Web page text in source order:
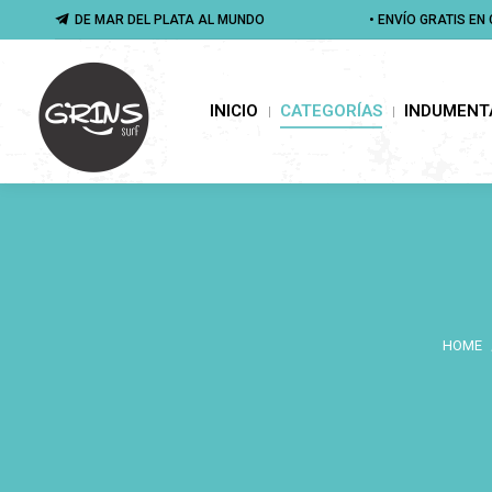
DE MAR DEL PLATA AL MUNDO • ENVÍO GRATIS
INICIO CATEGORÍAS
HOME
DE MAR DEL PLATA AL MUNDO • ENVÍO GRATIS
INICIO CATEGORÍAS